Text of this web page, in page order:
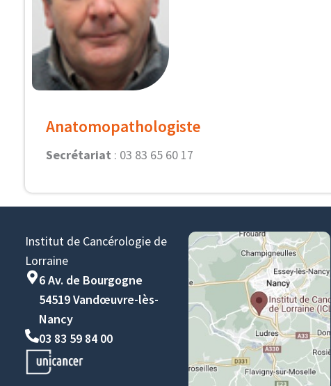
Anatomopathologiste
Secrétariat : 03 83 65 60 17
Institut de Cancérologie de
Lorraine
6 Av. de Bourgogne
54519 Vandœuvre-lès-
Nancy
03 83 59 84 00